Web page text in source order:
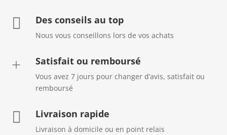
 Des conseils au top
Nous vous conseillons lors de vos achats
+ Satisfait ou remboursé
Vous avez 7 jours pour changer d’avis, satisfait ou
remboursé
 Livraison rapide
Livraison à domicile ou en point relais